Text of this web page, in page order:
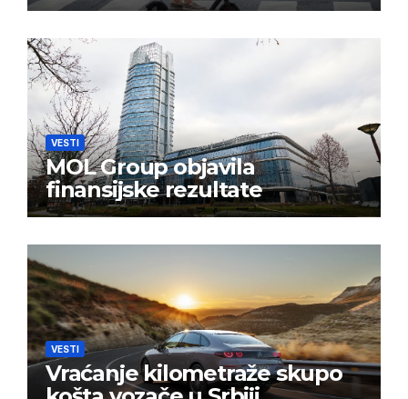
VESTI
MOL Group objavila
finansijske rezultate
VESTI
Vraćanje kilometraže skupo